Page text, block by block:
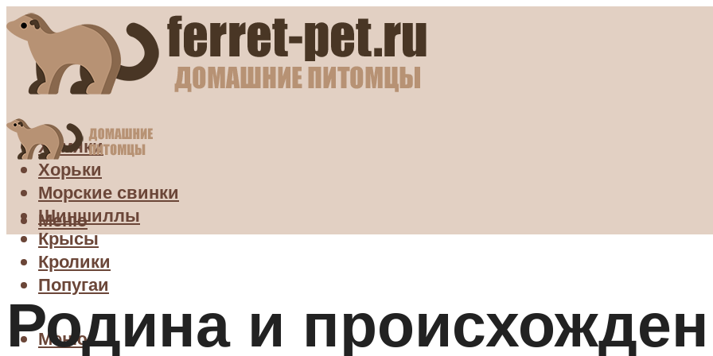
Хомяки
Хорьки
Морские свинки
Шиншиллы
Крысы
Кролики
Попугаи
Меню
Меню
Родина и